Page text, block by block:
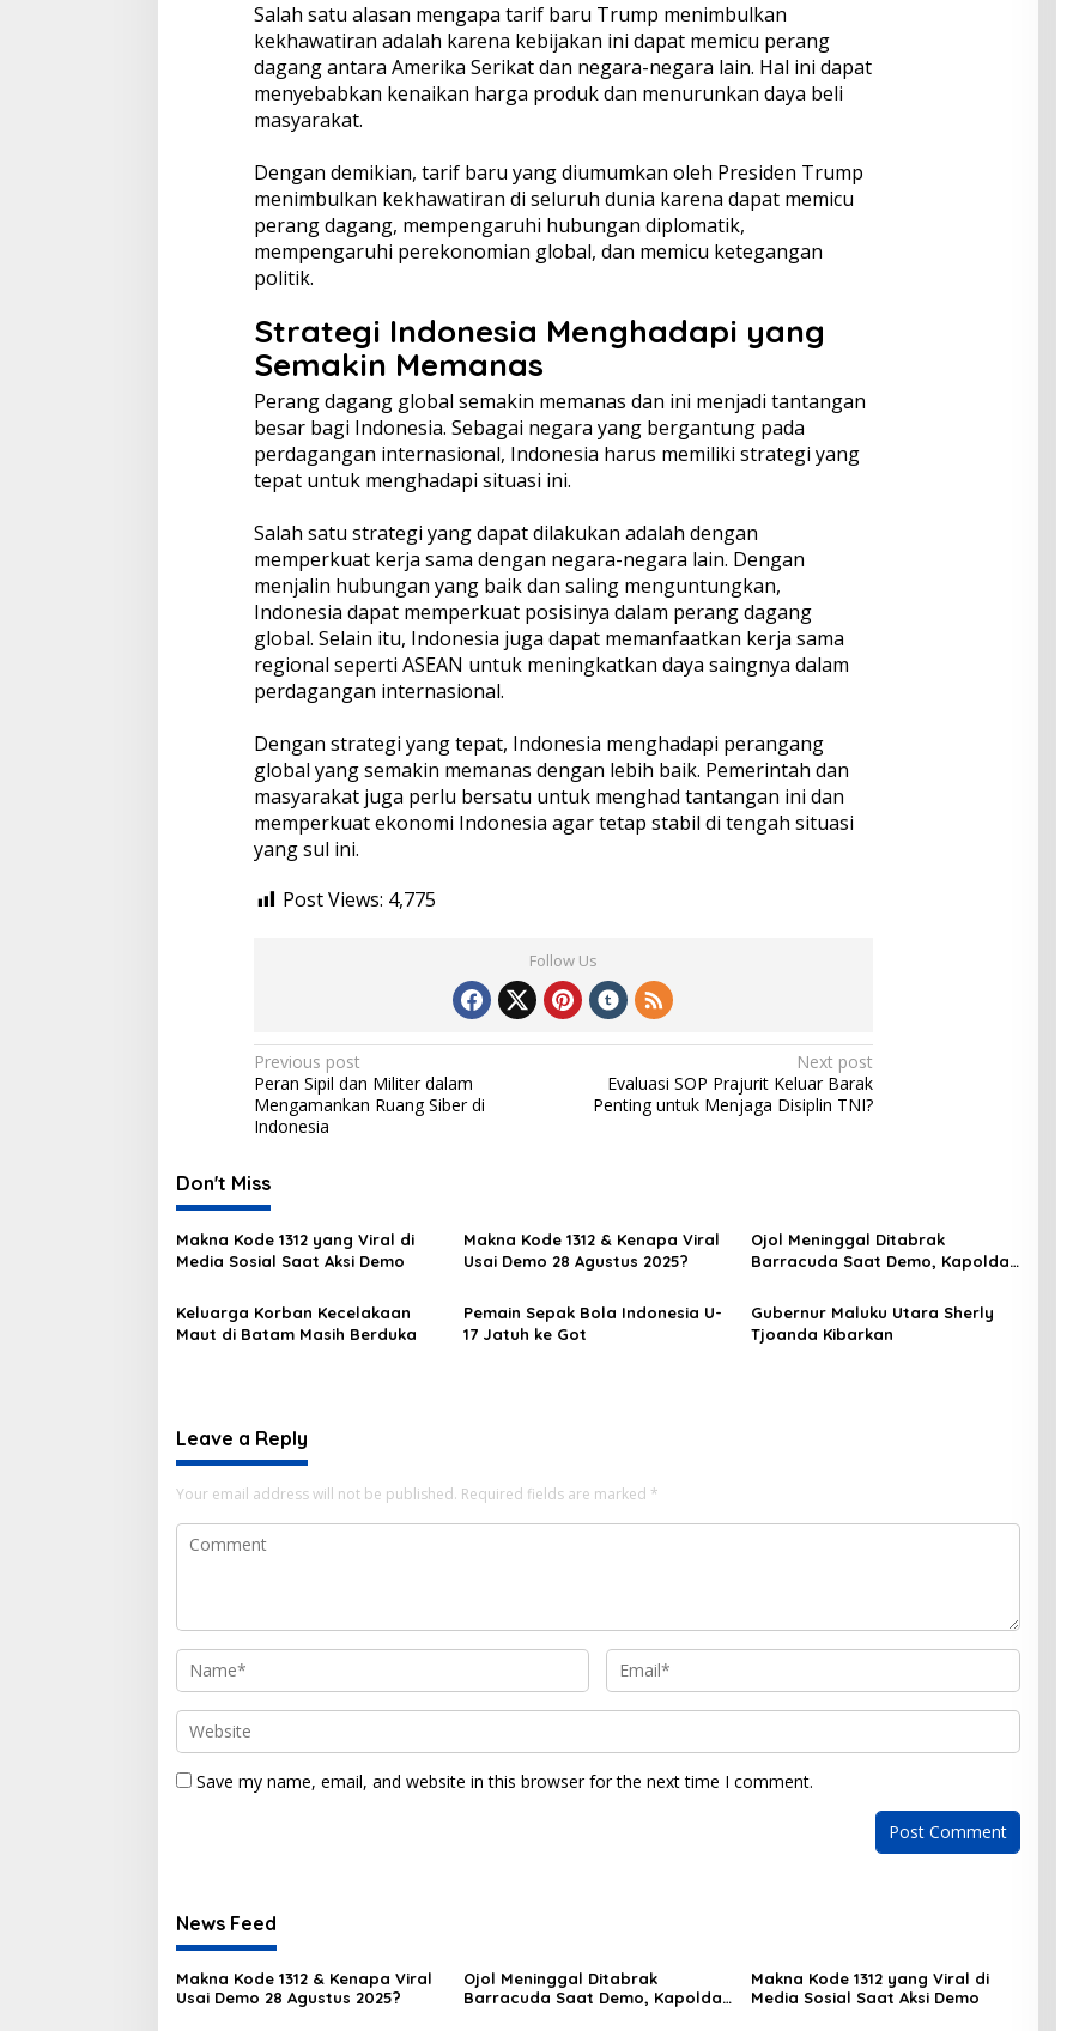
Salah satu alasan mengapa tarif baru Trump menimbulkan
kekhawatiran adalah karena kebijakan ini dapat memicu perang
dagang antara Amerika Serikat dan negara-negara lain. Hal ini dapat
menyebabkan kenaikan harga produk dan menurunkan daya beli
masyarakat.
Dengan demikian, tarif baru yang diumumkan oleh Presiden Trump
menimbulkan kekhawatiran di seluruh dunia karena dapat memicu
perang dagang, mempengaruhi hubungan diplomatik,
mempengaruhi perekonomian global, dan memicu ketegangan
politik.
Strategi Indonesia Menghadapi yang
Semakin Memanas
Perang dagang global semakin memanas dan ini menjadi tantangan
besar bagi Indonesia. Sebagai negara yang bergantung pada
perdagangan internasional, Indonesia harus memiliki strategi yang
tepat untuk menghadapi situasi ini.
Salah satu strategi yang dapat dilakukan adalah dengan
memperkuat kerja sama dengan negara-negara lain. Dengan
menjalin hubungan yang baik dan saling menguntungkan,
Indonesia dapat memperkuat posisinya dalam perang dagang
global. Selain itu, Indonesia juga dapat memanfaatkan kerja sama
regional seperti ASEAN untuk meningkatkan daya saingnya dalam
perdagangan internasional.
Dengan strategi yang tepat, Indonesia menghadapi perangang
global yang semakin memanas dengan lebih baik. Pemerintah dan
masyarakat juga perlu bersatu untuk menghad tantangan ini dan
memperkuat ekonomi Indonesia agar tetap stabil di tengah situasi
yang sul ini.
Post Views: 4,775
Follow Us
Post
navigation
Previous post
Peran Sipil dan Militer dalam
Mengamankan Ruang Siber di
Indonesia
Next post
Evaluasi SOP Prajurit Keluar Barak
Penting untuk Menjaga Disiplin TNI?
Don't Miss
Makna Kode 1312 yang Viral di
Media Sosial Saat Aksi Demo
Makna Kode 1312 & Kenapa Viral
Usai Demo 28 Agustus 2025?
Ojol Meninggal Ditabrak
Barracuda Saat Demo, Kapolda:
Keluarga Korban Kecelakaan
Maut di Batam Masih Berduka
Pemain Sepak Bola Indonesia U-
17 Jatuh ke Got
Gubernur Maluku Utara Sherly
Tjoanda Kibarkan
Leave a Reply
Your email address will not be published. Required fields are marked *
Save my name, email, and website in this browser for the next time I comment.
News Feed
Makna Kode 1312 & Kenapa Viral
Usai Demo 28 Agustus 2025?
Ojol Meninggal Ditabrak
Barracuda Saat Demo, Kapolda:
Makna Kode 1312 yang Viral di
Media Sosial Saat Aksi Demo